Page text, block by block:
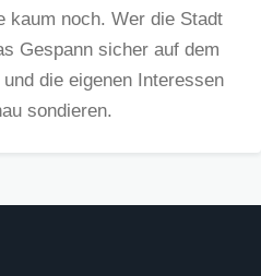
kaum noch. Wer die Stadt
Gespann sicher auf dem
die eigenen Interessen
sondieren.